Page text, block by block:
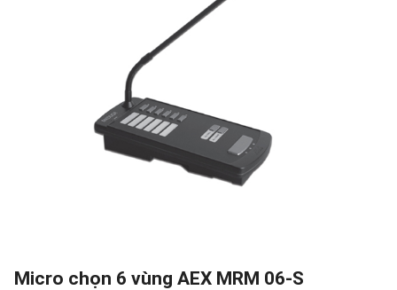
Micro chọn 6 vùng AEX MRM 06-S